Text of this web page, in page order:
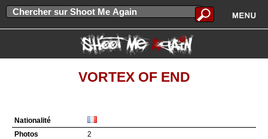
VORTEX OF END
Nationalité
Photos
2